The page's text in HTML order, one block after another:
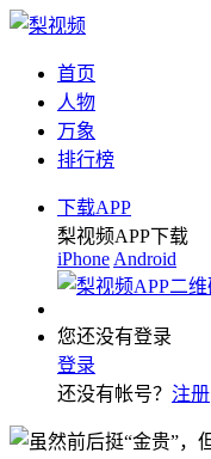
首页
人物
万象
排行榜
下载APP
梨视频APP下载
iPhone Android
您还没有登录
登录
还没有帐号？ 注册